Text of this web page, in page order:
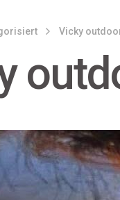
Vicky